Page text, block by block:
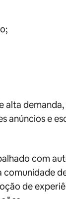
demanda,
anúncios e
com
de